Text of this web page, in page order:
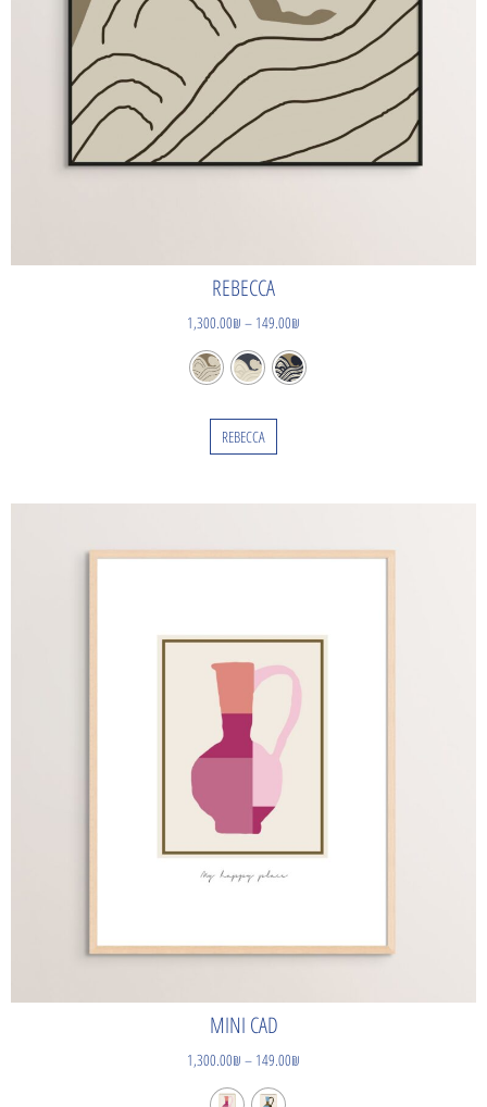
REBECCA
149.00₪
–
1,300.00₪
REBECCA
MINI CAD
149.00₪
–
1,300.00₪